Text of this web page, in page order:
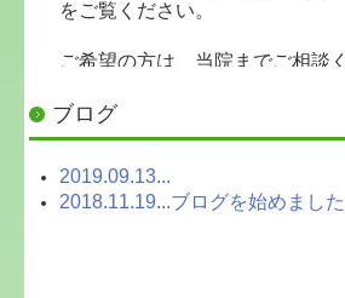
をご覧ください。
ご希望の方は、当院までご相談
めづき医院
当院では火曜日・金曜日の11時
を行っています。
受診前に電話予約を必ず入れて
ブログ
2019.09.13...
2018.11.19...ブログを始めました